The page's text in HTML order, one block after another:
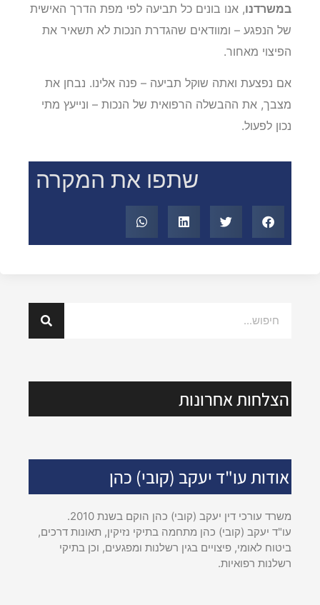
במשרדנו, אנו בונים כל תביעה לפי מפת הדרך האישית
של הנפגע – ומוודאים שהגדרת הנכות לא תשאיר את
הפיצוי מאחור.
אם נפצעת ואתה שוקל תביעה – פנה אלינו. נבחן את
מצבך, את ההבשלה הרפואית של הנכות – ונייעץ מתי
נכון לפעול.
שתפו את המקרה
הצלחות אחרונות
אודות עו"ד יעקב (קובי) כהן
משרד עורכי דין יעקב (קובי) כהן הוקם בשנת 2010.
עו"ד יעקב (קובי) כהן מתחמה בתיקי נזיקין, תאונות דרכים,
ביטוח לאומי, פיצויים בגין רשלנות ומפגעים, וכן בתיקי
רשלנות רפואיות.